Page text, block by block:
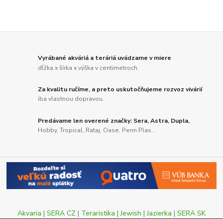
Vyrábané akváriá a teráriá uvádzame v miere
dĺžka x šírka x výška v centimetroch.
Za kvalitu ručíme, a preto uskutočňujeme rozvoz vivárií
iba vlastnou dopravou.
Predávame len overené značky: Sera, Astra, Dupla,
Hobby, Tropical, Rataj, Oase, Penn Plax...
Akvaria | SERA CZ | Teraristika |Jewish |Jazierka | SERA SK